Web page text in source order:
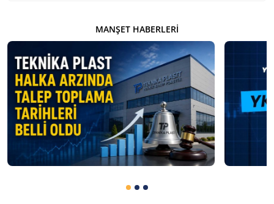
MANŞET HABERLERI